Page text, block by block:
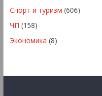
Спорт и туризм (606)
ЧП (158)
Экономика (8)